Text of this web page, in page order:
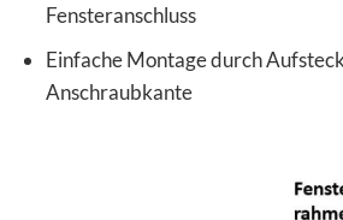
Fensteranschluss
Einfache Montage durch
Anschraubkante